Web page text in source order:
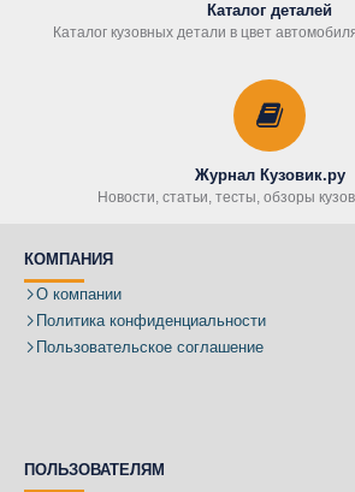
Каталог деталей
Каталог кузовных детали в цвет
Журнал Кузовик.ру
Новости, статьи, тесты, обзоры
КОМПАНИЯ
О компании
Политика конфиденциальности
Пользовательское соглашение
ПОЛЬЗОВАТЕЛЯМ